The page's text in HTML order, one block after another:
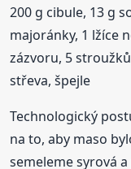
200 g cibule, 13 g
majoránky, 1 lžíce
zázvoru, 5
střeva, špejle
Technologický
na to, aby maso
semeleme syrová